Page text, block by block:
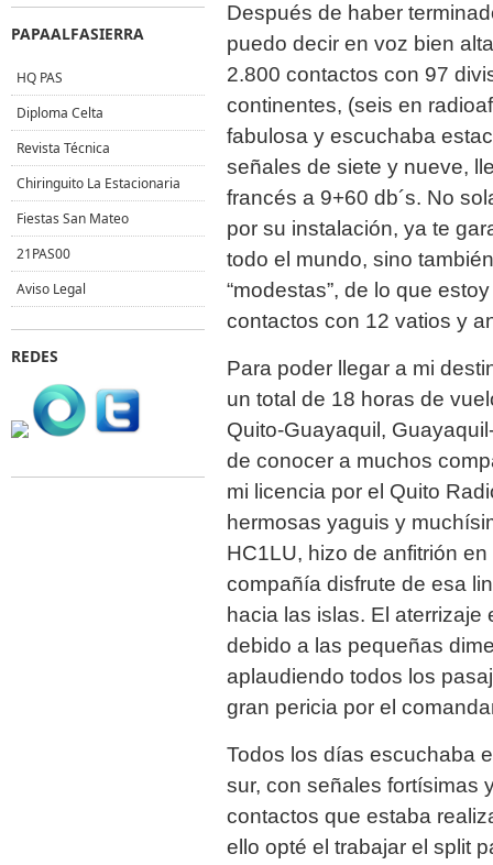
Después de haber
puedo decir en voz bien
2.800 contactos con 97
continentes, (seis en
fabulosa y escuchaba
señales de siete y nueve,
francés a 9+60 db´s. No
por su instalación, ya te
todo el mundo, sino
“modestas”, de lo que
contactos con 12 vatios y
Para poder llegar a mi
un total de 18 horas de
Quito-Guayaquil,
de conocer a muchos
mi licencia por el Quito
hermosas yaguis y
HC1LU, hizo de anfitrión
compañía disfrute de esa
hacia las islas. El
debido a las pequeñas
aplaudiendo todos los
gran pericia por el
Todos los días escuchaba
sur, con señales fortísimas
contactos que estaba
ello opté el trabajar el split
PAPAALFASIERRA
HQ PAS
Diploma Celta
Revista Técnica
Chiringuito La Estacionaria
Fiestas San Mateo
21PAS00
Aviso Legal
REDES